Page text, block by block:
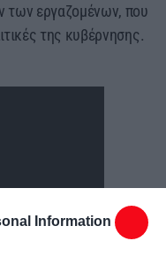
Information
των εργαζομένων, που
της κυβέρνησης.